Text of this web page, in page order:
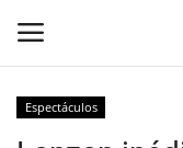
Espectáculos